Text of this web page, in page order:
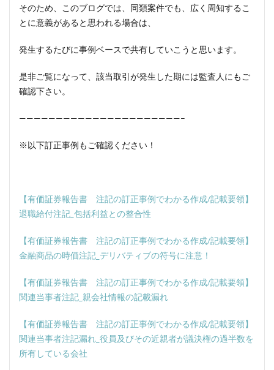
そのため、このブログでは、同類案件でも、広く周知するこ
とに意義があると思われる場合は、
発生するたびに事例ベースで共有していこうと思います。
是非ご覧になって、該当取引が発生した期には監査人にもご
確認下さい。
——————————————————————–
※以下訂正事例もご確認ください！
【有価証券報告書 注記の訂正事例でわかる作成/記載要領】
退職給付注記_包括利益との整合性
【有価証券報告書 注記の訂正事例でわかる作成/記載要領】
金融商品の時価注記_デリバティブの符号に注意！
【有価証券報告書 注記の訂正事例でわかる作成/記載要領】
関連当事者注記_親会社情報の記載漏れ
【有価証券報告書 注記の訂正事例でわかる作成/記載要領】
関連当事者注記漏れ_役員及びその近親者が議決権の過半数を
所有している会社